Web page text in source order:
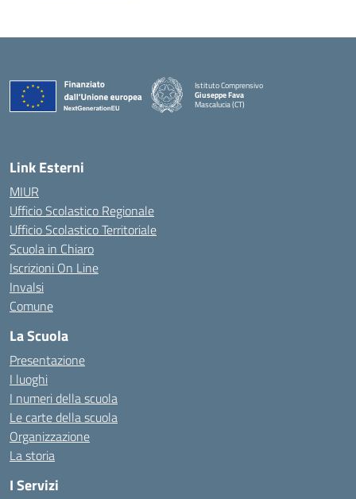
Istituto Comprensivo
Giuseppe Fava
Mascalucia (CT)
Link Esterni
MIUR
Ufficio Scolastico Regionale
Ufficio Scolastico Territoriale
Scuola in Chiaro
Iscrizioni On Line
Invalsi
Comune
La Scuola
Presentazione
I luoghi
I numeri della scuola
Le carte della scuola
Organizzazione
La storia
I Servizi